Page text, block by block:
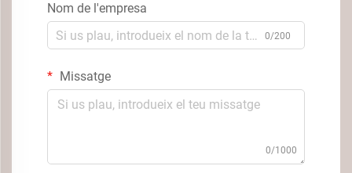
Nom de l'empresa
0/200
Missatge
0/1000